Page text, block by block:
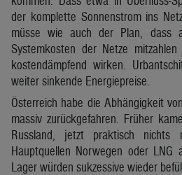
der komplette Sonnenstrom ins
müsse wie auch der Plan, dass
Systemkosten der Netze
kostendämpfend wirken.
weiter sinkende Energiepreise.
Österreich habe die Abhängigkeit
massiv zurückgefahren. Früher
Russland, jetzt praktisch nichts
Hauptquellen Norwegen oder LNG
Lager würden sukzessive wieder